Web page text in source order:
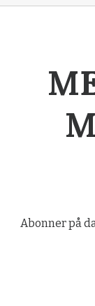
Abonner på